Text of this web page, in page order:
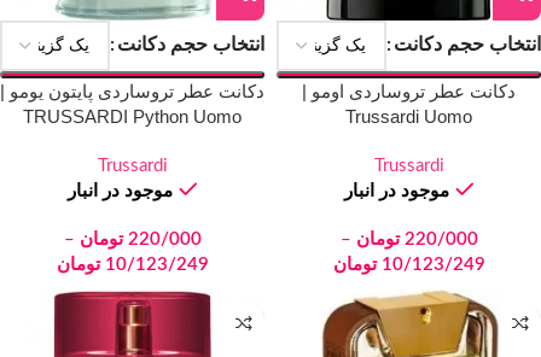
انتخاب حجم دکانت
دکانت عطر تروساردی اومو |
Trussardi Uomo
Trussardi
موجود در انبار
220/000 تومان –
10/123/249 تومان
انتخاب حجم دکانت
دکانت عطر تروساردی پایتون یومو |
TRUSSARDI Python Uomo
Trussardi
موجود در انبار
220/000 تومان –
10/123/249 تومان